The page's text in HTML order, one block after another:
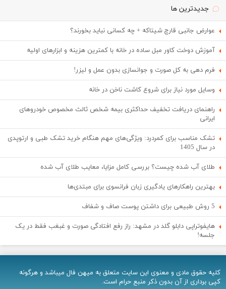
جدیدترین ها
عوارض جانبی قارچ شیتاکه + چه کسانی نباید بخورند؟
آموزش دوخت کاور مبل ساده در خانه با کمترین هزینه و ابزارهای اولیه
فرم دهی به کل صورت و جوانسازی بدون عمل و لیزر!
وسایل مورد نیاز برای شروع کاشت ناخن در خانه
راهنمای دریافت تخفیف حداکثری بیمه شخص ثالث مخصوص خودروهای
ایرانی
تشک مناسب برای کمردرد: ویژگی‌های مهم هنگام خرید تشک طبی و ارتوپدی
در سال 1405
طلای آب شده چیست؟ بررسی کامل مزایا، معایب طلای آب شده
بهترین راهکارهای یادگیری زبان فرانسوی برای مبتدی‌ها
5 روش طبیعی برای داشتن پوست صاف و شفاف
هایفوتراپی دابلو گلد در مشهد: راز رفع افتادگی صورت و غبغب فقط در یک
جلسه!
کلیه حقوق مادی و معنوی اين سایت متعلق به میهن فال میباشد و هرگونه
کپی برداری از آن بدون ذکر منبع حرام است.